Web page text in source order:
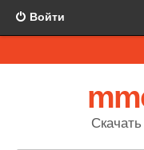
Войти